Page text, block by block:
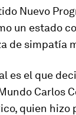
Nuevo
un estado
de simpatía
es el que
Carlos
quien